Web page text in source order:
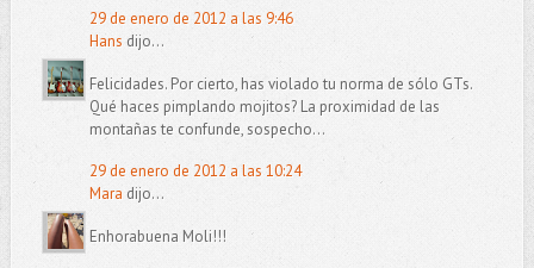
29 de enero de 2012 a las 9:46
Hans dijo...
Felicidades. Por cierto, has violado tu norma de sólo GTs.
Qué haces pimplando mojitos? La proximidad de las
montañas te confunde, sospecho...
29 de enero de 2012 a las 10:24
Mara dijo...
Enhorabuena Moli!!!